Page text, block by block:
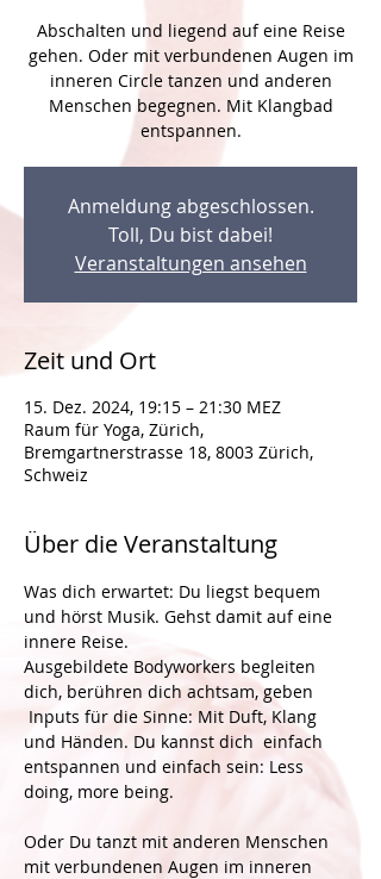
Abschalten und liegend auf eine Reise
gehen. Oder mit verbundenen Augen im
inneren Circle tanzen und anderen
Menschen begegnen. Mit Klangbad
entspannen.
Anmeldung abgeschlossen.
Toll, Du bist dabei!
Veranstaltungen ansehen
Zeit und Ort
15. Dez. 2024, 19:15 – 21:30 MEZ
Raum für Yoga, Zürich,
Bremgartnerstrasse 18, 8003 Zürich,
Schweiz
Über die Veranstaltung
Was dich erwartet: Du liegst bequem
und hörst Musik. Gehst damit auf eine
innere Reise.
Ausgebildete Bodyworkers begleiten
dich, berühren dich achtsam, geben
Inputs für die Sinne: Mit Duft, Klang
und Händen. Du kannst dich  einfach
entspannen und einfach sein: Less
doing, more being.
Oder Du tanzt mit anderen Menschen
mit verbundenen Augen im inneren